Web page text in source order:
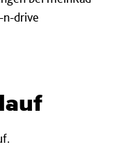
n-drive